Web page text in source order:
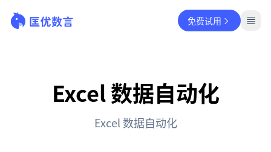
免费试用
Excel 数据自动化
Excel 数据自动化